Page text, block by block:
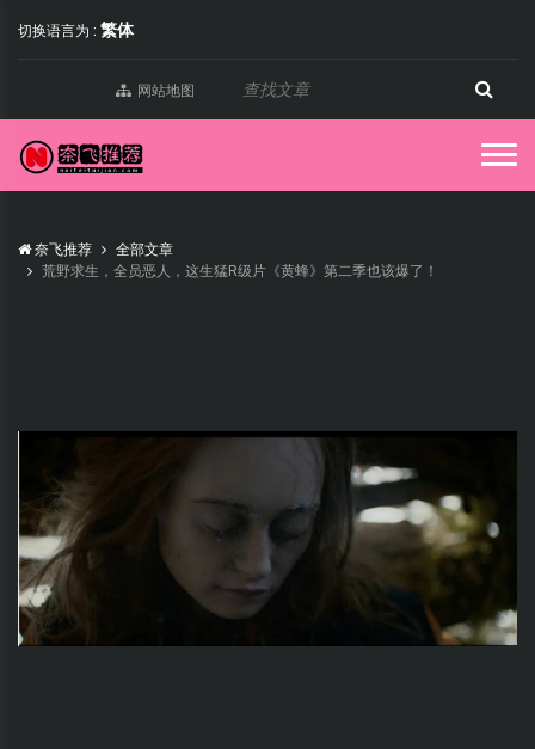
切换语言为 : 繁体
网站地图
奈飞推荐
全部文章
荒野求生，全员恶人，这生猛R级片《黄蜂》第二季也该爆了！